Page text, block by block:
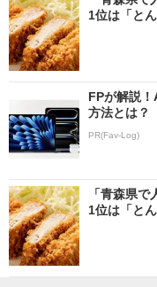
1位は「と
FPが解説
方法とは？
PR(Fav-Log)
「青森県
1位は「と